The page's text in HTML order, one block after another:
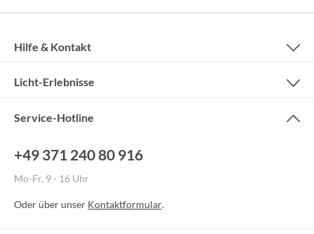
Service-Hotline
+49 371 240 80 916
Mo-Fr, 9 - 16 Uhr
Oder über unser Kontaktformular.
Hilfe & Kontakt
Licht-Erlebnisse